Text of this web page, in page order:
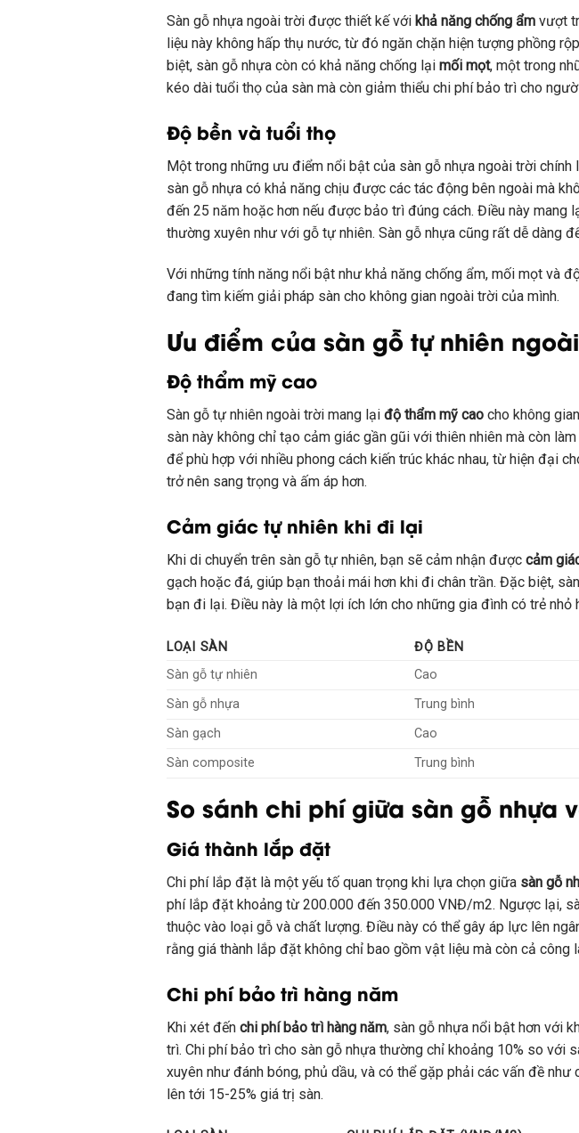
Sàn gỗ nhựa ngoài trời được thiết kế với khả năng chống ẩm vượt
liệu này không hấp thụ nước, từ đó ngăn chặn hiện tượng phồng
biệt, sàn gỗ nhựa còn có khả năng chống lại mối mọt, một trong
kéo dài tuổi thọ của sàn mà còn giảm thiểu chi phí bảo trì cho
Độ bền và tuổi thọ
Một trong những ưu điểm nổi bật của sàn gỗ nhựa ngoài trời chính
sàn gỗ nhựa có khả năng chịu được các tác động bên ngoài mà
đến 25 năm hoặc hơn nếu được bảo trì đúng cách. Điều này
thường xuyên như với gỗ tự nhiên. Sàn gỗ nhựa cũng rất dễ dàng
Với những tính năng nổi bật như khả năng chống ẩm, mối mọt và
đang tìm kiếm giải pháp sàn cho không gian ngoài trời của mình.
Ưu điểm của sàn gỗ tự nhiên
Độ thẩm mỹ cao
Sàn gỗ tự nhiên ngoài trời mang lại độ thẩm mỹ cao cho không
sàn này không chỉ tạo cảm giác gần gũi với thiên nhiên mà còn
để phù hợp với nhiều phong cách kiến trúc khác nhau, từ hiện đại
trở nên sang trọng và ấm áp hơn.
Cảm giác tự nhiên khi đi lại
Khi di chuyển trên sàn gỗ tự nhiên, bạn sẽ cảm nhận được cảm
gạch hoặc đá, giúp bạn thoải mái hơn khi đi chân trần. Đặc biệt,
bạn đi lại. Điều này là một lợi ích lớn cho những gia đình có trẻ nhỏ
LOẠI SÀN ĐỘ BỀN
Sàn gỗ tự nhiên
Cao
Sàn gỗ nhựa
Trung bình
Sàn gạch
Cao
Sàn composite
Trung bình
So sánh chi phí giữa sàn gỗ nhựa
Giá thành lắp đặt
Chi phí lắp đặt là một yếu tố quan trọng khi lựa chọn giữa sàn gỗ
phí lắp đặt khoảng từ 200.000 đến 350.000 VNĐ/m2. Ngược lại,
thuộc vào loại gỗ và chất lượng. Điều này có thể gây áp lực lên
rằng giá thành lắp đặt không chỉ bao gồm vật liệu mà còn cả công
Chi phí bảo trì hàng năm
Khi xét đến chi phí bảo trì hàng năm, sàn gỗ nhựa nổi bật hơn với
trì. Chi phí bảo trì cho sàn gỗ nhựa thường chỉ khoảng 10% so
xuyên như đánh bóng, phủ dầu, và có thể gặp phải các vấn đề
lên tới 15-25% giá trị sàn.